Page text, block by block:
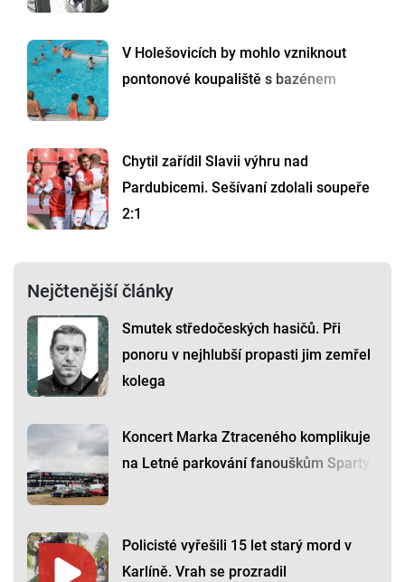
V Holešovicích by mohlo vzniknout
pontonové koupaliště s bazénem
Chytil zařídil Slavii výhru nad
Pardubicemi. Sešívaní zdolali soupeře
2:1
Nejčtenější články
Smutek středočeských hasičů. Při
ponoru v nejhlubší propasti jim zemřel
kolega
Koncert Marka Ztraceného komplikuje
na Letné parkování fanouškům Sparty
Policisté vyřešili 15 let starý mord v
Karlíně. Vrah se prozradil